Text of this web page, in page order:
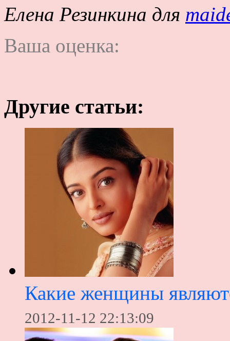
Елена Резинкина для
Ваша оценка:
Другие статьи:
Какие женщины
2012-11-12 22:13:09